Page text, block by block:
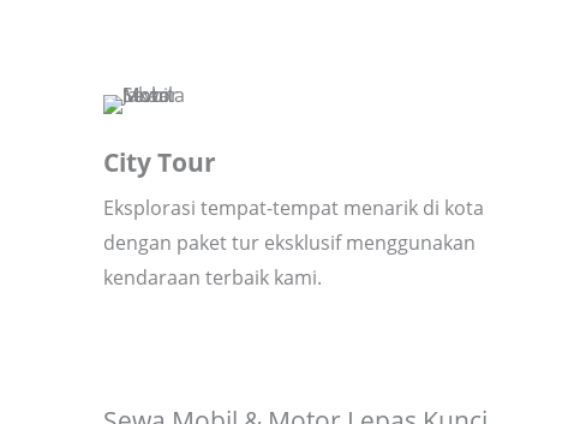
City Tour
Eksplorasi tempat-tempat menarik di kota
dengan paket tur eksklusif menggunakan
kendaraan terbaik kami.